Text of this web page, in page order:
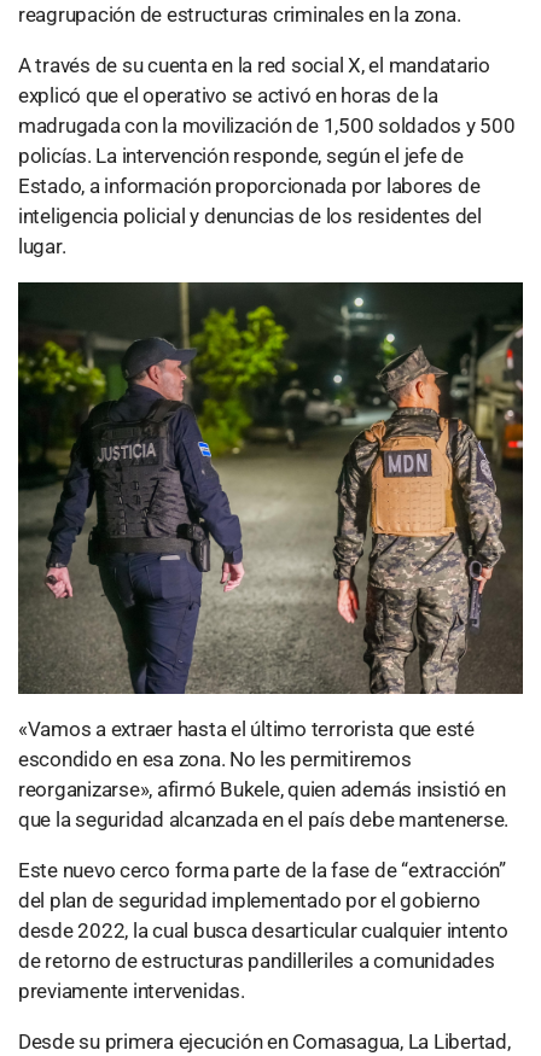
reagrupación de estructuras criminales en la zona.
A través de su cuenta en la red social X, el mandatario
explicó que el operativo se activó en horas de la
madrugada con la movilización de 1,500 soldados y 500
policías. La intervención responde, según el jefe de
Estado, a información proporcionada por labores de
inteligencia policial y denuncias de los residentes del
lugar.
«Vamos a extraer hasta el último terrorista que esté
escondido en esa zona. No les permitiremos
reorganizarse», afirmó Bukele, quien además insistió en
que la seguridad alcanzada en el país debe mantenerse.
Este nuevo cerco forma parte de la fase de “extracción”
del plan de seguridad implementado por el gobierno
desde 2022, la cual busca desarticular cualquier intento
de retorno de estructuras pandilleriles a comunidades
previamente intervenidas.
Desde su primera ejecución en Comasagua, La Libertad,